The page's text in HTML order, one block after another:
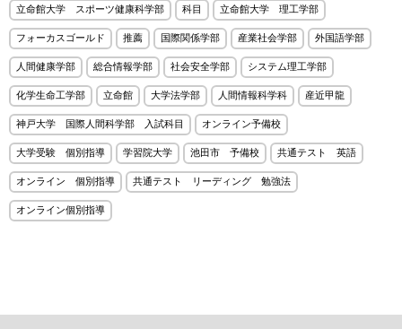
立命館大学 スポーツ健康科学部 科目 立命館大学 理工学部
フォーカスゴールド 推薦 国際関係学部 産業社会学部 外国語学部
人間健康学部 総合情報学部 社会安全学部 システム理工学部
化学生命工学部 立命館 大学法学部 人間情報科学科 産近甲龍
神戸大学 国際人間科学部 入試科目 オンライン予備校
大学受験 個別指導 学習院大学 池田市 予備校 共通テスト 英語
オンライン 個別指導 共通テスト リーディング 勉強法
オンライン個別指導